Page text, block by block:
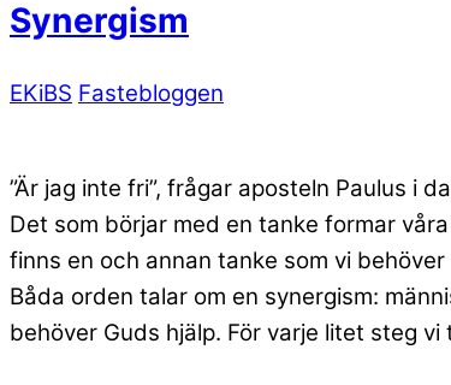
Synergism
EKiBS Fastebloggen
”Är jag inte fri”, frågar aposteln Paulus i
Det som börjar med en tanke formar
finns en och annan tanke som vi behöver
Båda orden talar om en synergism:
behöver Guds hjälp. För varje litet steg